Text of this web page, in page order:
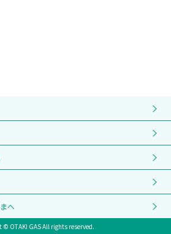
へ
© OTAKI GAS All rights reserved.